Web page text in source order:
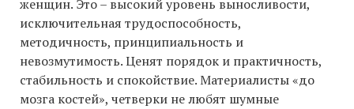
женщин. Это – высокий уровень выносливости,
исключительная трудоспособность,
методичность, принципиальность и
невозмутимость. Ценят порядок и практичность,
стабильность и спокойствие. Материалисты «до
мозга костей», четверки не любят шумные